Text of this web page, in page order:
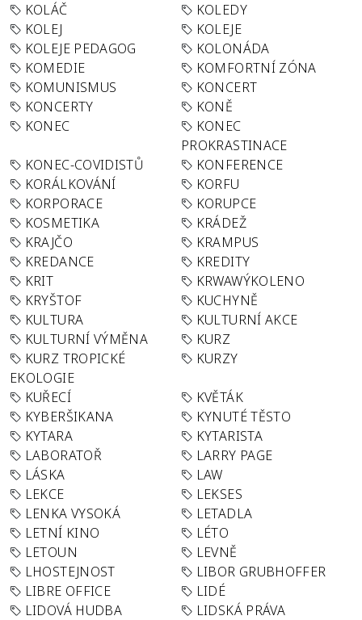
KOLÁČ
KOLEDY
KOLEJ
KOLEJE
KOLEJE PEDAGOG
KOLONÁDA
KOMEDIE
KOMFORTNÍ ZÓNA
KOMUNISMUS
KONCERT
KONCERTY
KONĚ
KONEC
KONEC
PROKRASTINACE
KONEC-COVIDISTŮ
KONFERENCE
KORÁLKOVÁNÍ
KORFU
KORPORACE
KORUPCE
KOSMETIKA
KRÁDEŽ
KRAJČO
KRAMPUS
KREDANCE
KREDITY
KRIT
KRWAWÝKOLENO
KRYŠTOF
KUCHYNĚ
KULTURA
KULTURNÍ AKCE
KULTURNÍ VÝMĚNA
KURZ
KURZ TROPICKÉ
EKOLOGIE
KURZY
KUŘECÍ
KVĚTÁK
KYBERŠIKANA
KYNUTÉ TĚSTO
KYTARA
KYTARISTA
LABORATOŘ
LARRY PAGE
LÁSKA
LAW
LEKCE
LEKSES
LENKA VYSOKÁ
LETADLA
LETNÍ KINO
LÉTO
LETOUN
LEVNĚ
LHOSTEJNOST
LIBOR GRUBHOFFER
LIBRE OFFICE
LIDÉ
LIDOVÁ HUDBA
LIDSKÁ PRÁVA